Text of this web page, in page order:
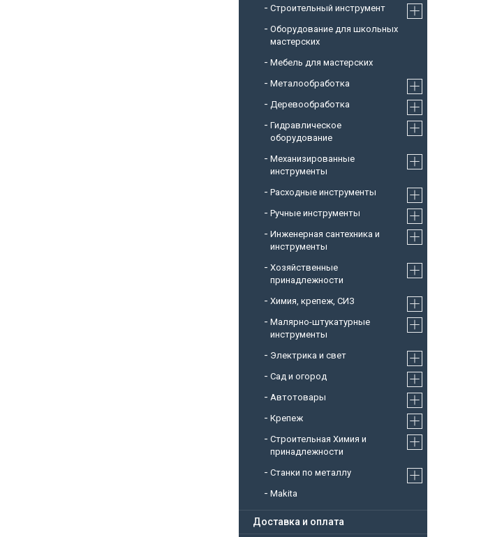
Строительный инструмент
Оборудование для школьных
мастерских
Мебель для мастерских
Металообработка
Деревообработка
Гидравлическое
оборудование
Механизированные
инструменты
Расходные инструменты
Ручные инструменты
Инженерная сантехника и
инструменты
Хозяйственные
принадлежности
Химия, крепеж, СИЗ
Малярно-штукатурные
инструменты
Электрика и свет
Сад и огород
Автотовары
Крепеж
Строительная Химия и
принадлежности
Станки по металлу
Makita
Доставка и оплата